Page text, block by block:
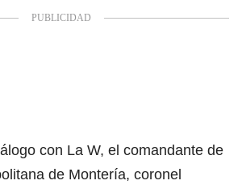
con La W, el comandante de
de Montería, coronel